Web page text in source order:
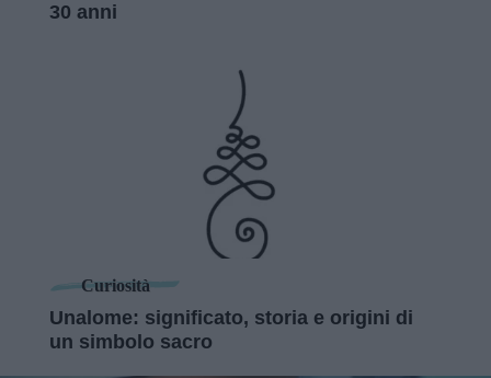
30 anni
Curiosità
Unalome: significato, storia e origini di
un simbolo sacro